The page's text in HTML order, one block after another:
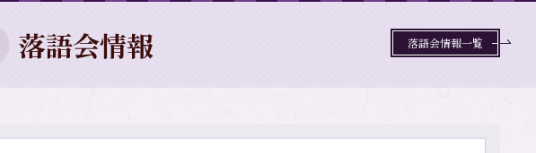
落語会情報 落語会情報一覧